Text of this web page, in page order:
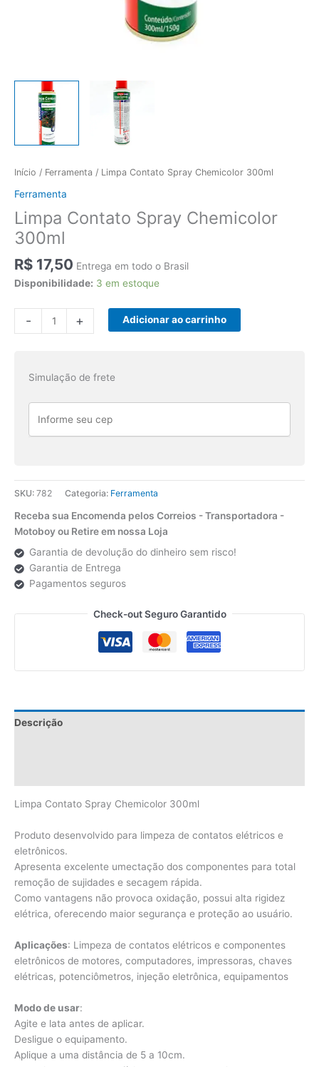
Início / Ferramenta / Limpa Contato Spray Chemicolor 300ml
Ferramenta
Limpa Contato Spray Chemicolor
300ml
R$ 17,50 Entrega em todo o Brasil
Disponibilidade: 3 em estoque
-
Contato
300ml
+ Adicionar ao carrinho
Simulação de frete
SKU: 782 Categoria: Ferramenta
Receba sua Encomenda pelos Correios - Transportadora -
Motoboy ou Retire em nossa Loja
Garantia de devolução do dinheiro sem risco!
Garantia de Entrega
Pagamentos seguros
Check-out Seguro Garantido
Descrição
Limpa Contato Spray Chemicolor 300ml
Produto desenvolvido para limpeza de contatos elétricos e
eletrônicos.
Apresenta excelente umectação dos componentes para total
remoção de sujidades e secagem rápida.
Como vantagens não provoca oxidação, possui alta rigidez
elétrica, oferecendo maior segurança e proteção ao usuário.
Aplicações: Limpeza de contatos elétricos e componentes
eletrônicos de motores, computadores, impressoras, chaves
elétricas, potenciômetros, injeção eletrônica, equipamentos
Modo de usar:
Agite e lata antes de aplicar.
Desligue o equipamento.
Aplique a uma distância de 5 a 10cm.